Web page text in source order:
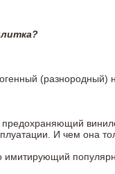
И чем она
имитирующий